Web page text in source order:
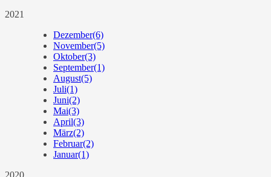
2021
Dezember(6)
November(5)
Oktober(3)
September(1)
August(5)
Juli(1)
Juni(2)
Mai(3)
April(3)
März(2)
Februar(2)
Januar(1)